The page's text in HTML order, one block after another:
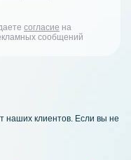
согласие на
сообщений
клиентов. Если вы не